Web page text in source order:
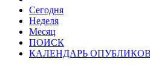
Сегодня
Неделя
Месяц
ПОИСК
КАЛЕНДАРЬ